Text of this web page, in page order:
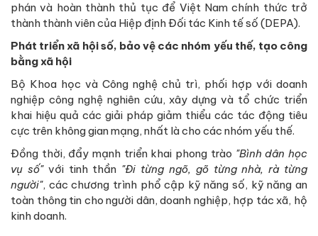
phán và hoàn thành thủ tục để Việt Nam chính thức trở
thành thành viên của Hiệp định Đối tác Kinh tế số (DEPA).
Phát triển xã hội số, bảo vệ các nhóm yếu thế, tạo công
bằng xã hội
Bộ Khoa học và Công nghệ chủ trì, phối hợp với doanh
nghiệp công nghệ nghiên cứu, xây dựng và tổ chức triển
khai hiệu quả các giải pháp giảm thiểu các tác động tiêu
cực trên không gian mạng, nhất là cho các nhóm yếu thế.
Đồng thời, đẩy mạnh triển khai phong trào "Bình dân học
vụ số"với tinh thần "Đi từng ngõ, gõ từng nhà, rà từng
người", các chương trình phổ cập kỹ năng số, kỹ năng an
toàn thông tin cho người dân, doanh nghiệp, hợp tác xã, hộ
kinh doanh.